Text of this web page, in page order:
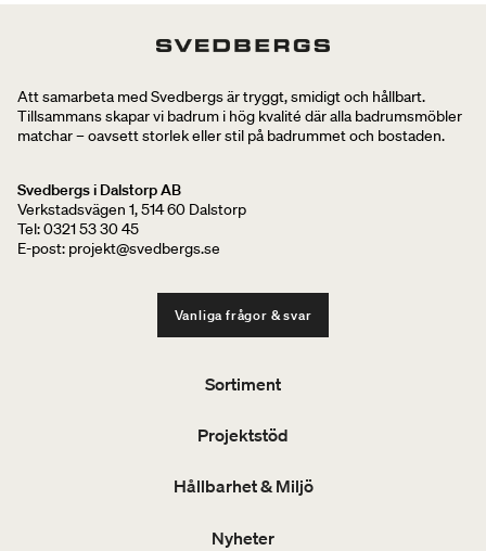
Att samarbeta med Svedbergs är tryggt, smidigt och hållbart.
Tillsammans skapar vi badrum i hög kvalité där alla badrumsmöbler
matchar – oavsett storlek eller stil på badrummet och bostaden.
Svedbergs i Dalstorp AB
Verkstadsvägen 1, 514 60 Dalstorp
Tel: 0321 53 30 45
E-post: projekt@svedbergs.se
Vanliga frågor & svar
Sortiment
Projektstöd
Hållbarhet & Miljö
Nyheter